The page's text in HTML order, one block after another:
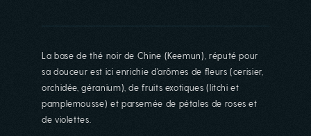
La base de thé noir de Chine (Keemun), réputé pour
sa douceur est ici enrichie d'arômes de fleurs (cerisier,
orchidée, géranium), de fruits exotiques (litchi et
pamplemousse) et parsemée de pétales de roses et
de violettes.